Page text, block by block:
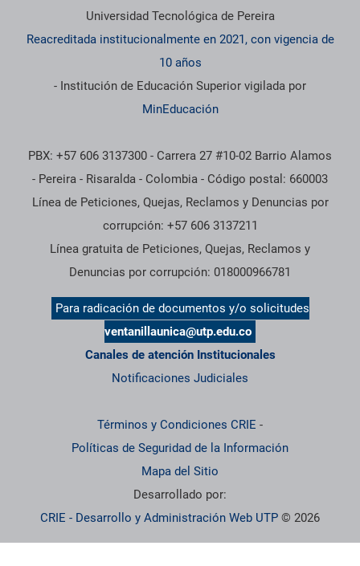
Información institucional
Universidad Tecnológica de Pereira
Reacreditada institucionalmente en 2021, con vigencia de
10 años
- Institución de Educación Superior vigilada por
MinEducación
PBX: +57 606 3137300 - Carrera 27 #10-02 Barrio Alamos
- Pereira - Risaralda - Colombia - Código postal: 660003
Línea de Peticiones, Quejas, Reclamos y Denuncias por
corrupción: +57 606 3137211
Línea gratuita de Peticiones, Quejas, Reclamos y
Denuncias por corrupción: 018000966781
Para radicación de documentos y/o solicitudes
ventanillaunica@utp.edu.co
Canales de atención Institucionales
Notificaciones Judiciales
Términos y Condiciones CRIE -
Políticas de Seguridad de la Información
Mapa del Sitio
Desarrollado por:
CRIE - Desarrollo y Administración Web UTP © 2026